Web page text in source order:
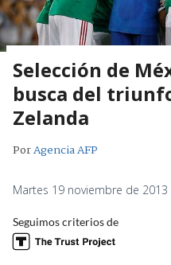
Selección de
busca del
Zelanda
PorAgencia AFP
Martes 19 noviembre de
Seguimos criterios de